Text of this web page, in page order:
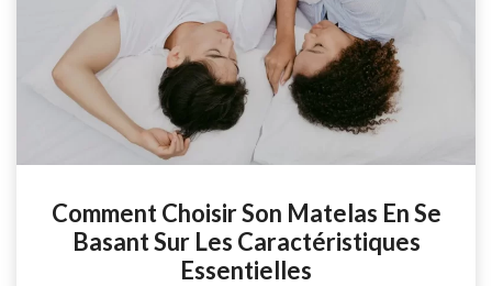
Comment Choisir Son Matelas En Se
Basant Sur Les Caractéristiques
Essentielles